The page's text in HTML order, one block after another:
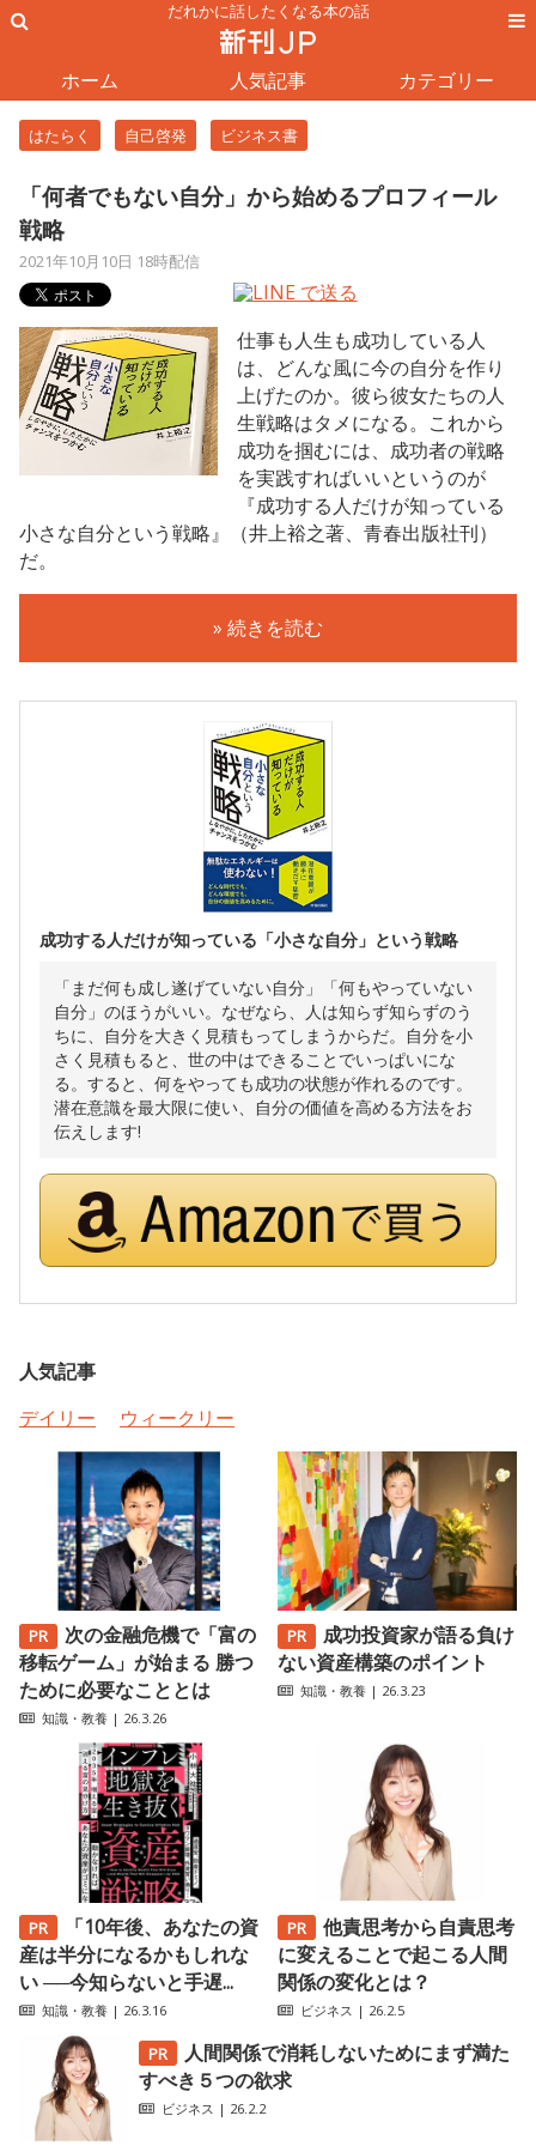
だれかに話したくなる本の話
ホーム 人気記事 カテゴリー
はたらく 自己啓発 ビジネス書
「何者でもない自分」から始めるプロフィール
戦略
2021年10月10日 18時配信
仕事も人生も成功している人
は、どんな風に今の自分を作り
上げたのか。彼ら彼女たちの人
生戦略はタメになる。これから
成功を掴むには、成功者の戦略
を実践すればいいというのが
『成功する人だけが知っている
小さな自分という戦略』（井上裕之著、青春出版社刊）
だ。
» 続きを読む
成功する人だけが知っている「小さな自分」という戦略
「まだ何も成し遂げていない自分」「何もやっていない
自分」のほうがいい。なぜなら、人は知らず知らずのう
ちに、自分を大きく見積もってしまうからだ。自分を小
さく見積もると、世の中はできることでいっぱいにな
る。すると、何をやっても成功の状態が作れるのです。
潜在意識を最大限に使い、自分の価値を高める方法をお
伝えします!
人気記事
デイリー
ウィークリー
次の金融危機で「富の
移転ゲーム」が始まる 勝つ
ために必要なこととは
知識・教養 | 26.3.26
成功投資家が語る負け
ない資産構築のポイント
知識・教養 | 26.3.23
「10年後、あなたの資
産は半分になるかもしれな
い ──今知らないと手遅...
知識・教養 | 26.3.16
他責思考から自責思考
に変えることで起こる人間
関係の変化とは？
ビジネス | 26.2.5
人間関係で消耗しないためにまず満た
すべき５つの欲求
ビジネス | 26.2.2